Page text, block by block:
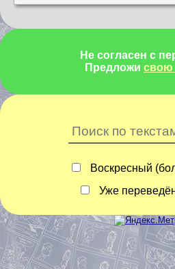
Не согласен с
Предложи свою
Воскресный
Уже